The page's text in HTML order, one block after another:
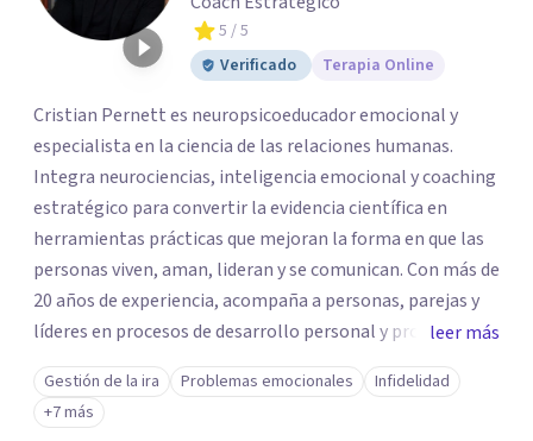
5 / 5
Verificado
Terapia Online
Cristian Pernett es neuropsicoeducador emocional y
especialista en la ciencia de las relaciones humanas.
Integra neurociencias, inteligencia emocional y coaching
estratégico para convertir la evidencia científica en
herramientas prácticas que mejoran la forma en que las
personas viven, aman, lideran y se comunican. Con más de
20 años de experiencia, acompaña a personas, parejas y
líderes en procesos de desarrollo personal y profesional.
Su trabajo se centra en la regulación emocional, las
relaciones de pareja, la comunicación efectiva y el
liderazgo consciente. Su metodología combina
leer más
Gestión de la ira Problemas emocionales
Infidelidad
+7 más